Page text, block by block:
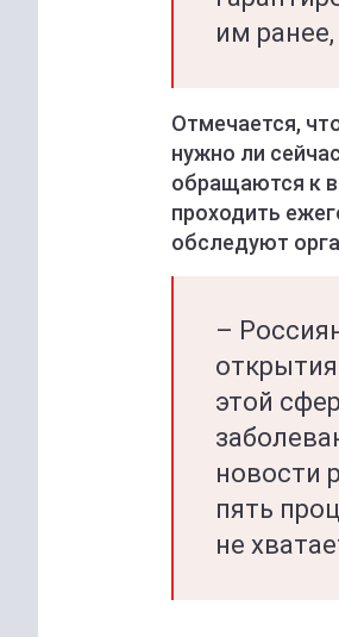
им
Отмечается,
нужно ли
обращаются к
проходить
обследуют
–
этой
новости
пять
не